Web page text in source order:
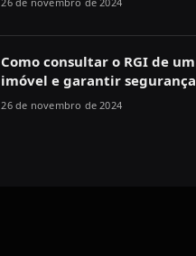
Como consultar o RGI de um
imóvel e garantir segurança
jurídica
26 de novembro de 2024